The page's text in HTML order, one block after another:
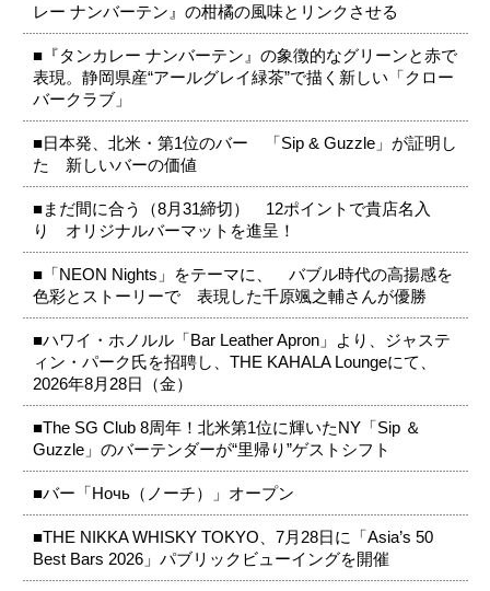
レー ナンバーテン』の柑橘の風味とリンクさせる
■『タンカレー ナンバーテン』の象徴的なグリーンと赤で
表現。静岡県産“アールグレイ緑茶”で描く新しい「クロー
バークラブ」
■日本発、北米・第1位のバー 「Sip & Guzzle」が証明し
た 新しいバーの価値
■まだ間に合う（8月31締切） 12ポイントで貴店名入
り オリジナルバーマットを進呈！
■「NEON Nights」をテーマに、 バブル時代の高揚感を
色彩とストーリーで 表現した千原颯之輔さんが優勝
■ハワイ・ホノルル「Bar Leather Apron」より、ジャステ
ィン・パーク氏を招聘し、THE KAHALA Loungeにて、
2026年8月28日（金）
■The SG Club 8周年！北米第1位に輝いたNY「Sip ＆
Guzzle」のバーテンダーが“里帰り”ゲストシフト
■バー「Ночь（ノーチ）」オープン
■THE NIKKA WHISKY TOKYO、7月28日に「Asia’s 50
Best Bars 2026」パブリックビューイングを開催